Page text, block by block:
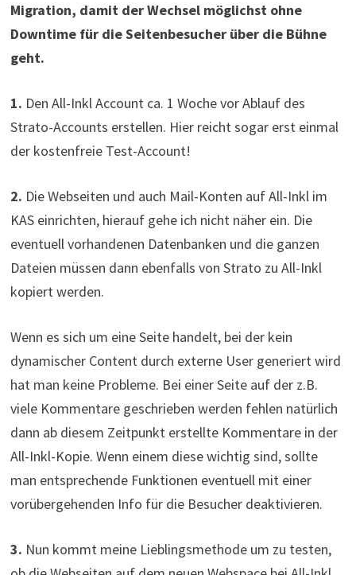
Migration, damit der Wechsel möglichst ohne
Downtime für die Seitenbesucher über die Bühne
geht.
1. Den All-Inkl Account ca. 1 Woche vor Ablauf des
Strato-Accounts erstellen. Hier reicht sogar erst einmal
der kostenfreie Test-Account!
2. Die Webseiten und auch Mail-Konten auf All-Inkl im
KAS einrichten, hierauf gehe ich nicht näher ein. Die
eventuell vorhandenen Datenbanken und die ganzen
Dateien müssen dann ebenfalls von Strato zu All-Inkl
kopiert werden.
Wenn es sich um eine Seite handelt, bei der kein
dynamischer Content durch externe User generiert wird
hat man keine Probleme. Bei einer Seite auf der z.B.
viele Kommentare geschrieben werden fehlen natürlich
dann ab diesem Zeitpunkt erstellte Kommentare in der
All-Inkl-Kopie. Wenn einem diese wichtig sind, sollte
man entsprechende Funktionen eventuell mit einer
vorübergehenden Info für die Besucher deaktivieren.
3. Nun kommt meine Lieblingsmethode um zu testen,